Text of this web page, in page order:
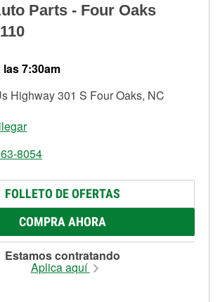
Parts - Four Oaks
7:30am
Highway 301 S Four Oaks, NC
8054
FOLLETO DE OFERTAS
COMPRA AHORA
Estamos contratando
Aplica aquí